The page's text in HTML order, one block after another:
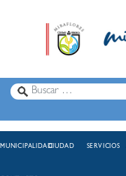
MUNICIPALIDADCIUDAD SERVICIOS